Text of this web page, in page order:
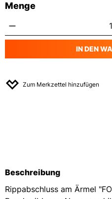
Menge
Produkt Anzahl:
IN DEN
Zum Merkzettel hinzufügen
Beschreibung
Rippabschluss am Ärmel